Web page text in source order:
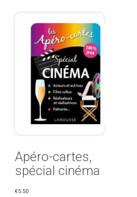
Apéro-cartes,
spécial cinéma
€5.50